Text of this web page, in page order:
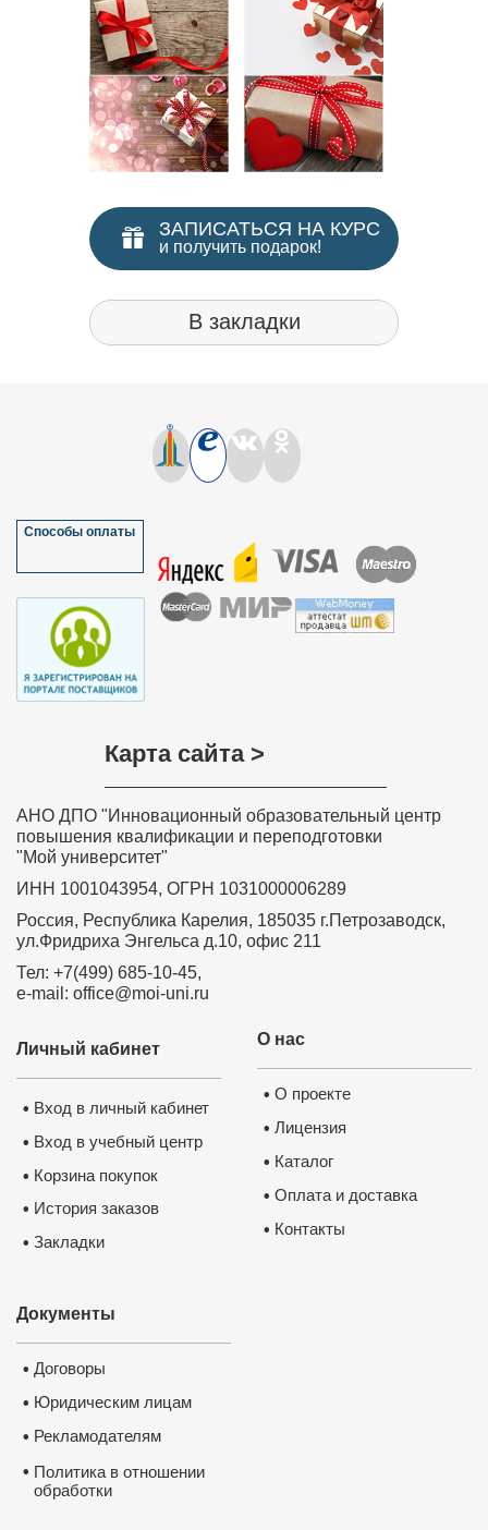
ЗАПИСАТЬСЯ НА КУРС
и получить подарок!
В закладки
Способы оплаты
Карта сайта >
АНО ДПО "Инновационный образовательный центр
повышения квалификации и переподготовки
"Мой университет"
ИНН 1001043954, ОГРН 1031000006289
Россия, Республика Карелия, 185035 г.Петрозаводск,
ул.Фридриха Энгельса д.10, офис 211
Тел: +7(499) 685-10-45,
e-mail: office@moi-uni.ru
О нас
• О проекте
• Лицензия
• Каталог
• Оплата и доставка
• Контакты
Личный кабинет
• Вход в личный кабинет
• Вход в учебный центр
• Корзина покупок
• История заказов
• Закладки
Документы
• Договоры
• Юридическим лицам
• Рекламодателям
• Политика в отношении
обработки